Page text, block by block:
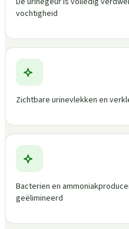
vochtigheid
Zichtbare urinevlekken en
Bacterien en
geëlimineerd